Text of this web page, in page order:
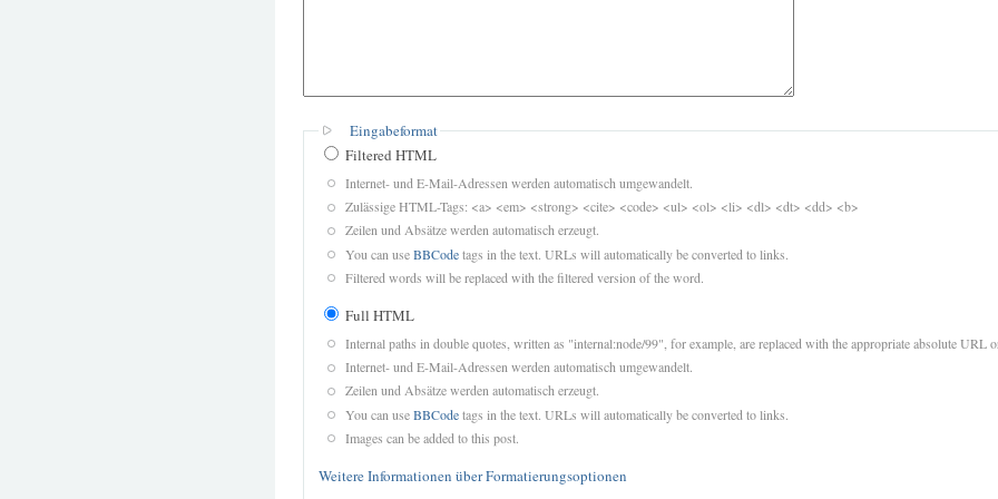
Eingabeformat
Filtered HTML
Internet- und E-Mail-Adressen werden automatisch umgewandelt.
Zulässige HTML-Tags: <a> <em> <strong> <cite> <code> <ul> <ol> <li> <dl> <dt> <dd> <b>
Zeilen und Absätze werden automatisch erzeugt.
You can useBBCodetags in the text. URLs will automatically be converted to links.
Filtered words will be replaced with the filtered version of the word.
Full HTML
Internal paths in double quotes, written as "internal:node/99", for example, are replaced with the appropriate absolute URL
Internet- und E-Mail-Adressen werden automatisch umgewandelt.
Zeilen und Absätze werden automatisch erzeugt.
You can useBBCodetags in the text. URLs will automatically be converted to links.
Images can be added to this post.
Weitere Informationen über Formatierungsoptionen